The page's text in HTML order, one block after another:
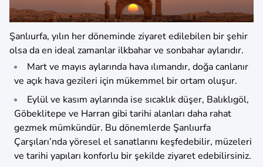
Şanlıurfa, yılın her döneminde ziyaret edilebilen bir şehir
olsa da en ideal zamanlar ilkbahar ve sonbahar aylarıdır.
Mart ve mayıs aylarında hava ılımandır, doğa canlanır
ve açık hava gezileri için mükemmel bir ortam oluşur.
Eylül ve kasım aylarında ise sıcaklık düşer, Balıklıgöl,
Göbeklitepe ve Harran gibi tarihi alanları daha rahat
gezmek mümkündür. Bu dönemlerde Şanlıurfa
Çarşıları’nda yöresel el sanatlarını keşfedebilir, müzeleri
ve tarihi yapıları konforlu bir şekilde ziyaret edebilirsiniz.